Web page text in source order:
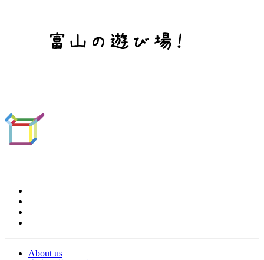
About us